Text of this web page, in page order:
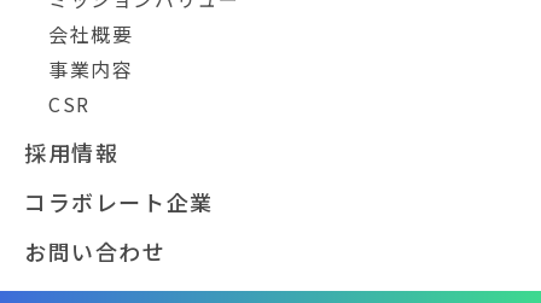
会社概要
事業内容
CSR
採用情報
コラボレート企業
お問い合わせ